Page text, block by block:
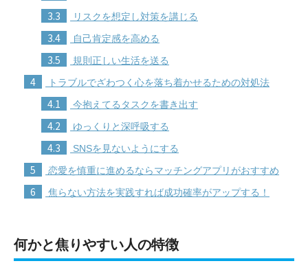
3.3 リスクを想定し対策を講じる
3.4 自己肯定感を高める
3.5 規則正しい生活を送る
4 トラブルでざわつく心を落ち着かせるための対処法
4.1 今抱えてるタスクを書き出す
4.2 ゆっくりと深呼吸する
4.3 SNSを見ないようにする
5 恋愛を慎重に進めるならマッチングアプリがおすすめ
6 焦らない方法を実践すれば成功確率がアップする！
何かと焦りやすい人の特徴